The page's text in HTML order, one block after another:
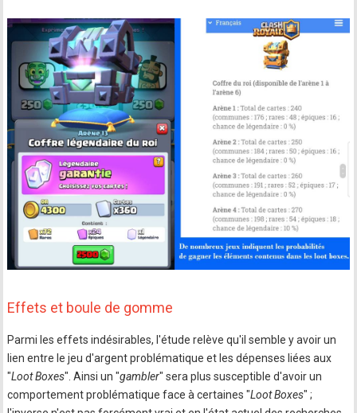
Effets et boule de gomme
Parmi les effets indésirables, l'étude relève qu'il semble y avoir un
lien entre le jeu d'argent problématique et les dépenses liées aux
"Loot Boxes". Ainsi un "gambler" sera plus susceptible d'avoir un
comportement problématique face à certaines "Loot Boxes" ;